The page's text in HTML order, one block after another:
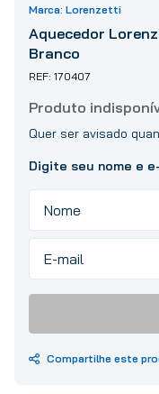
Lorenzetti
Aquecedor
Branco
170407
6º
torneira
7º
chuveiro
8º
cimento
10º tinta